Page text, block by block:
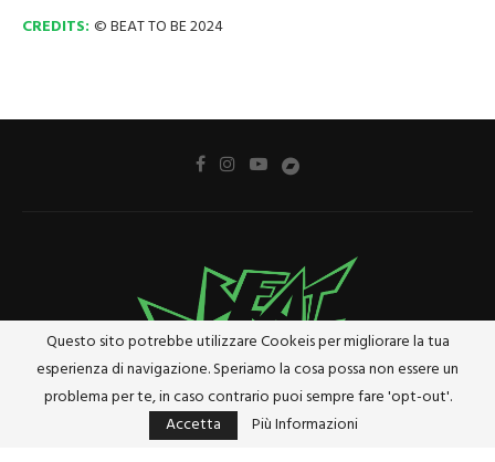
CREDITS: © BEAT TO BE 2024
Cookie Policy
Questo sito potrebbe utilizzare Cookeis per migliorare la tua
esperienza di navigazione. Speriamo la cosa possa non essere un
problema per te, in caso contrario puoi sempre fare 'opt-out'.
Accetta
Più Informazioni